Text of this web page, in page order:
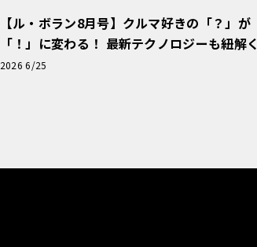
【ル・ボラン8月号】クルマ好きの「？」が
「！」に変わる！ 最新テクノロジーも紐解く
「輸入車Q&A」
2026 6/25